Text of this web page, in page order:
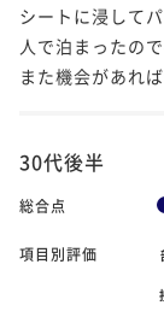
シートに浸して
人で泊まったの
また機会があれ
30代後半
総合点
項目別評価